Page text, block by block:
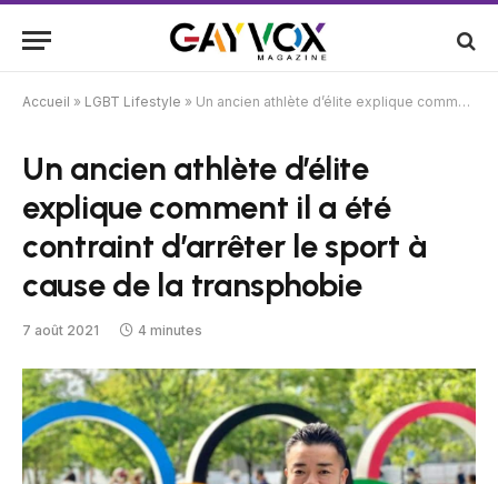
Accueil » LGBT Lifestyle » Un ancien athlète d’élite explique comment il a été contraint d’arrêter le sport à cause de la transphobie
Un ancien athlète d’élite
explique comment il a été
contraint d’arrêter le sport à
cause de la transphobie
7 août 2021 4 minutes